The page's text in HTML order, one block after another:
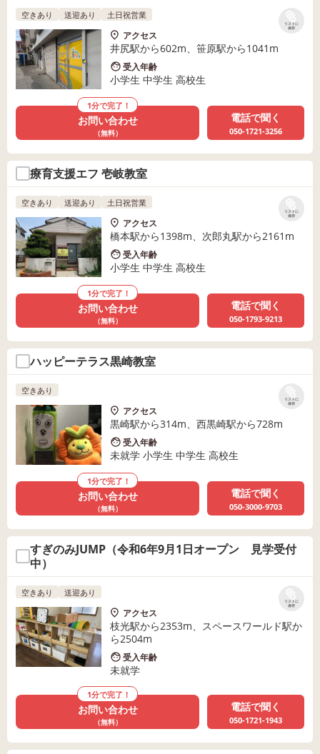
リストに
保存
空きあり 送迎あり 土日祝営業
アクセス
井尻駅から602m、笹原駅から1041m
受入年齢
小学生 中学生 高校生
1分で完了！
お問い合わせ
（無料）
電話で聞く
050-1721-3256
療育支援エフ 壱岐教室
リストに
保存
空きあり 送迎あり 土日祝営業
アクセス
橋本駅から1398m、次郎丸駅から2161m
受入年齢
小学生 中学生 高校生
1分で完了！
お問い合わせ
（無料）
電話で聞く
050-1793-9213
ハッピーテラス黒崎教室
リストに
保存
空きあり
アクセス
黒崎駅から314m、西黒崎駅から728m
受入年齢
未就学 小学生 中学生 高校生
1分で完了！
お問い合わせ
（無料）
電話で聞く
050-3000-9703
すぎのみJUMP（令和6年9月1日オープン 見学受付
中）
リストに
保存
空きあり 送迎あり
アクセス
枝光駅から2353m、スペースワールド駅か
ら2504m
受入年齢
未就学
1分で完了！
お問い合わせ
（無料）
電話で聞く
050-1721-1943